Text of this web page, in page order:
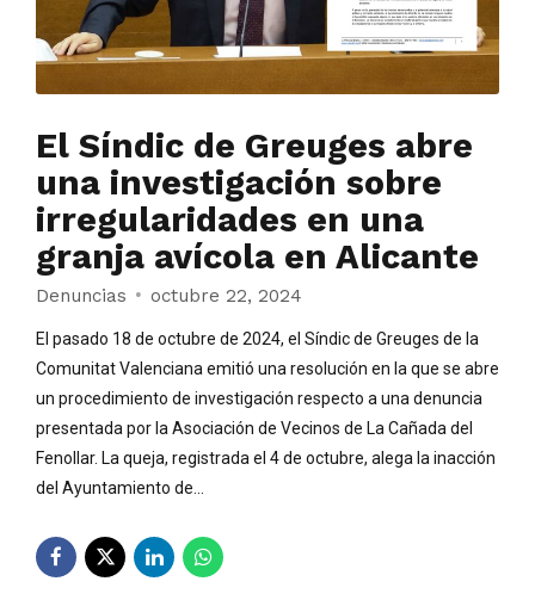
El Síndic de Greuges abre
una investigación sobre
irregularidades en una
granja avícola en Alicante
Denuncias octubre 22, 2024
El pasado 18 de octubre de 2024, el Síndic de Greuges de la
Comunitat Valenciana emitió una resolución en la que se abre
un procedimiento de investigación respecto a una denuncia
presentada por la Asociación de Vecinos de La Cañada del
Fenollar. La queja, registrada el 4 de octubre, alega la inacción
del Ayuntamiento de...